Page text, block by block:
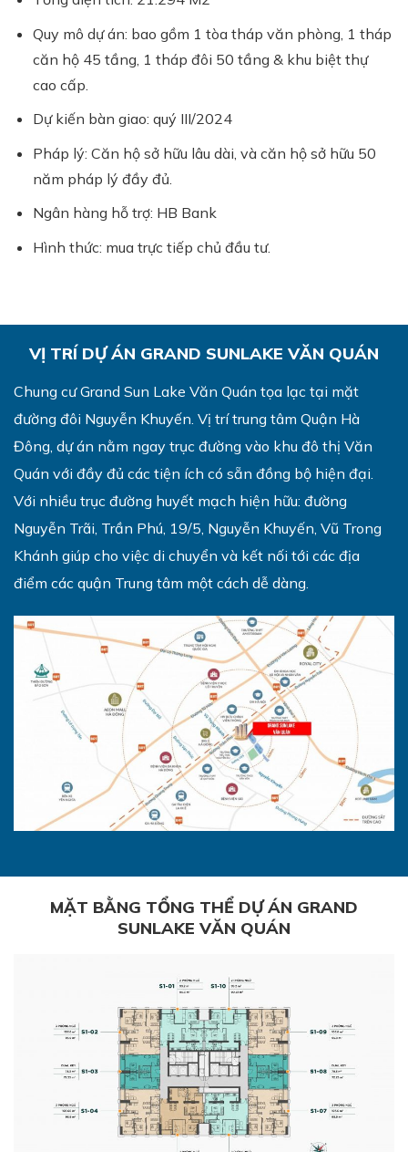
Quy mô dự án: bao gồm 1 tòa tháp văn phòng, 1 tháp
căn hộ 45 tầng, 1 tháp đôi 50 tầng & khu biệt thự
cao cấp.
Dự kiến bàn giao: quý III/2024
Pháp lý: Căn hộ sở hữu lâu dài, và căn hộ sở hữu 50
năm pháp lý đầy đủ.
Ngân hàng hỗ trợ: HB Bank
Hình thức: mua trực tiếp chủ đầu tư.
VỊ TRÍ DỰ ÁN GRAND SUNLAKE VĂN QUÁN
Chung cư Grand Sun Lake Văn Quán tọa lạc tại mặt
đường đôi Nguyễn Khuyến. Vị trí trung tâm Quận Hà
Đông, dự án nằm ngay trục đường vào khu đô thị Văn
Quán với đầy đủ các tiện ích có sẵn đồng bộ hiện đại.
Với nhiều trục đường huyết mạch hiện hữu: đường
Nguyễn Trãi, Trần Phú, 19/5, Nguyễn Khuyến, Vũ Trong
Khánh giúp cho việc di chuyển và kết nối tới các địa
điểm các quận Trung tâm một cách dễ dàng.
MẶT BẰNG TỔNG THỂ DỰ ÁN GRAND
SUNLAKE VĂN QUÁN